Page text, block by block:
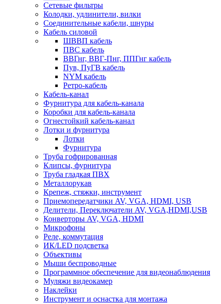
Сетевые фильтры
Колодки, удлинители, вилки
Соединительные кабели, шнуры
Кабель силовой
ШВВП кабель
ПВС кабель
ВВГнг, ВВГ-Пнг, ППГнг кабель
Пув, ПуГВ кабель
NYM кабель
Ретро-кабель
Кабель-канал
Фурнитура для кабель-канала
Коробки для кабель-канала
Огнестойкий кабель-канал
Лотки и фурнитура
Лотки
Фурнитура
Труба гофрированная
Клипсы, фурнитура
Труба гладкая ПВХ
Металлорукав
Крепеж, стяжки, инструмент
Приемопередатчики AV, VGA, HDMI, USB
Делители, Переключатели AV, VGA,HDMI,USB
Конверторы AV, VGA, HDMI
Микрофоны
Реле, коммутация
ИК/LED подсветка
Объективы
Мыши беспроводные
Программное обеспечение для видеонаблюдения
Муляжи видеокамер
Наклейки
Инструмент и оснастка для монтажа